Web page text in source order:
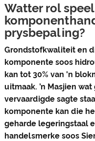
Watter rol
prysbepaling?
Grondstofkwaliteit en
komponente soos
kan tot 30% van 'n
uitmaak. ’n Masjien
vervaardigde sagte
komponente kan die
geharde legeringstaal
handelsmerke soos